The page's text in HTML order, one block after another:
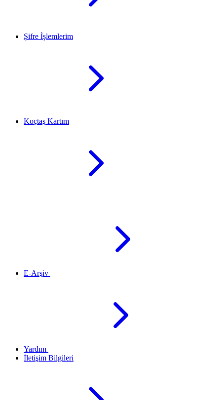
Şifre İşlemlerim
Koçtaş Kartım
E-Arşiv
Yardım
İletişim Bilgileri